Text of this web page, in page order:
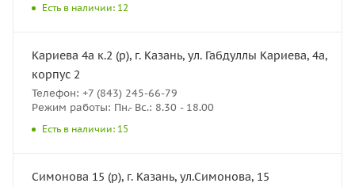
Есть в наличии: 12
Кариева 4а к.2 (р), г. Казань, ул. Габдуллы Кариева, 4а,
корпус 2
Телефон: +7 (843) 245-66-79
Режим работы: Пн.- Вс.: 8.30 - 18.00
Есть в наличии: 15
Симонова 15 (р), г. Казань, ул.Симонова, 15